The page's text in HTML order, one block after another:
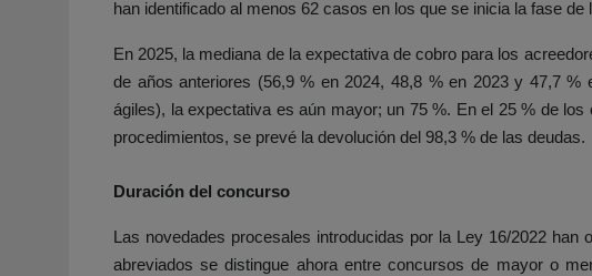
han identificado al menos 62 casos en los que se inicia la fase
En 2025, la mediana de la expectativa de cobro para los
de años anteriores (56,9 % en 2024, 48,8 % en 2023 y 47,7
ágiles), la expectativa es aún mayor; un 75 %. En el 25 % de
procedimientos, se prevé la devolución del 98,3 % de las deudas.
Duración del concurso
Las novedades procesales introducidas por la Ley 16/2022
abreviados se distingue ahora entre concursos de mayor o